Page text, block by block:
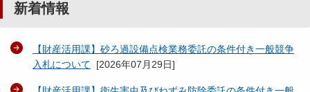
新着情報
【財産活用課】砂ろ過設備点検業務委託の条件付き一般競争
入札について [2026年07月29日]